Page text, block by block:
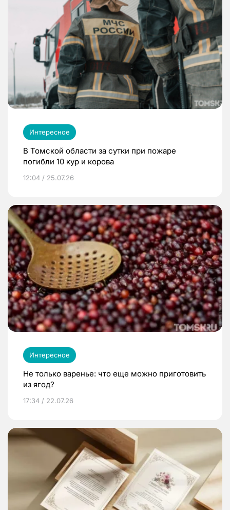
Интересное
В Томской области за сутки при пожаре
погибли 10 кур и корова
12:04 / 25.07.26
Интересное
Не только варенье: что еще можно приготовить
из ягод?
17:34 / 22.07.26